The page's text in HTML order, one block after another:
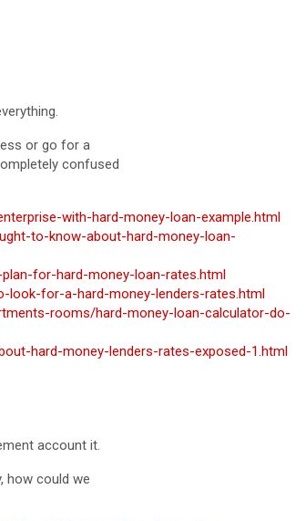
or go for a
confused
with-hard-money-loan-example.html
to-know-about-hard-money-loan-
for-hard-money-loan-rates.html
look-for-a-hard-money-lenders-rates.html
rooms/hard-money-loan-calculator-do-
hard-money-lenders-rates-exposed-1.html
account it.
how could we